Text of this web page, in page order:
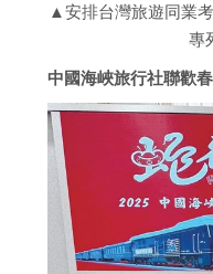
▲安排台灣旅遊同業
專
中國海峽旅行社聯歡